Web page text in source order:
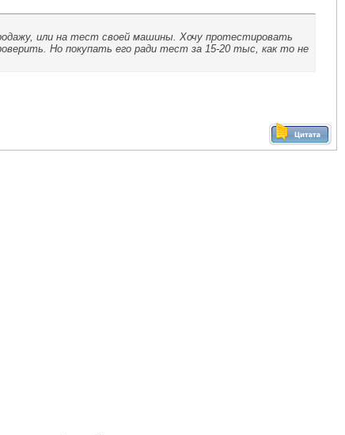
или на тест своей машины. Хочу протестировать
Но покупать его ради тест за 15-20 тыс, как то не